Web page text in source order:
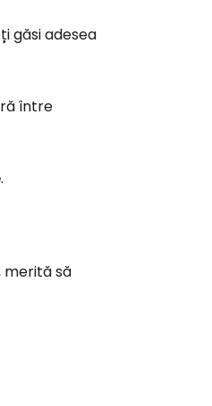
găsi adesea
între
.
merită să